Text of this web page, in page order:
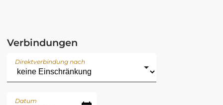
Verbindungen
Direktverbindung nach
Datum